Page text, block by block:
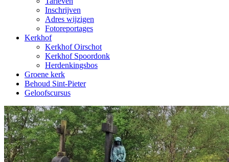
Inschrijven
Adres wijzigen
Fotoreportages
Kerkhof
Kerkhof Oirschot
Kerkhof Spoordonk
Herdenkingsbos
Groene kerk
Behoud Sint-Pieter
Geloofscursus